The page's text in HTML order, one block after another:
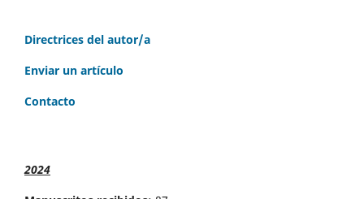
Directrices del autor/a
Enviar un artículo
Contacto
2024